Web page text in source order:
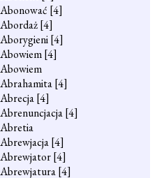
Abonować [4]
Abordaż[4]
Aborygieni[4]
Abowiem[4]
Abowiem
Abrahamita[4]
Abrecja[4]
Abrenuncjacja[4]
Abretia
Abrewjacja[4]
Abrewjator[4]
Abrewjatura[4]